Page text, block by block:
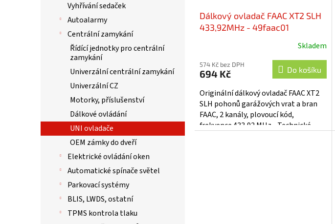
Vyhřívání sedaček
Autoalarmy
Centrální zamykání
Řídící jednotky pro centrální
zamykání
Univerzální centrální zamykání
Univerzální CZ
Motorky, příslušenství
Dálkové ovládání
UNI ovladače
OEM zámky do dveří
Elektrické ovládání oken
Automatické spínače světel
Parkovací systémy
BLIS, LWDS, ostatní
TPMS kontrola tlaku
Dálkový ovladač FAAC XT2 SLH
433,92MHz - 49faac01
Skladem
574 Kč bez DPH
694 Kč Do košíku
Originální dálkový ovladač FAAC XT2
SLH pohonů garážových vrat a bran
FAAC, 2 kanály, plovoucí kód,
frekvence 433,92 MHz. Technické